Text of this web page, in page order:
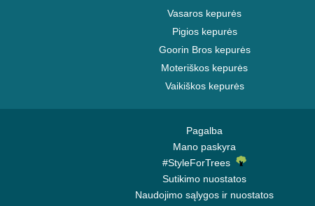
Vasaros kepurės
Pigios kepurės
Goorin Bros kepurės
Moteriškos kepurės
Vaikiškos kepurės
Pagalba
Mano paskyra
#StyleForTrees
Sutikimo nuostatos
Naudojimo sąlygos ir nuostatos